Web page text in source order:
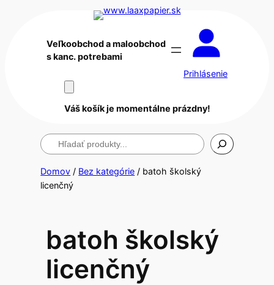
Veľkoobchod a maloobchod
s kanc. potrebami
Prihlásenie
Váš košík je momentálne prázdny!
Hľadanie
Domov / Bez kategórie / batoh školský
licenčný
batoh školský
licenčný